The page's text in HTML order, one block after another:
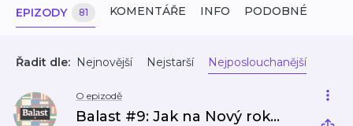
EPIZODY 81 KOMENTÁŘE INFO PODOBNÉ
Řadit dle: Nejnovější Nejstarší Nejposlouchanější
O epizodě
Balast #9: Jak na Nový rok…